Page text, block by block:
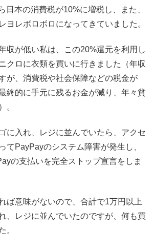
日本の消費税が10%に増税し、また、
ヨレボロボロになってきていました。
収が低い私は、この20%還元を利用し
クロに衣類を買いに行きました（年収
が、消費税や社会保障などの税金が
終的に手元に残るお金が減り、年々貧
。
に入れ、レジに並んでいたら、アクセ
てPayPayのシステム障害が発生し、
の支払いを完全ストップ宣言をしま
ば意味がないので、合計で1万円以上
、レジに並んでいたのですが、何も買
。